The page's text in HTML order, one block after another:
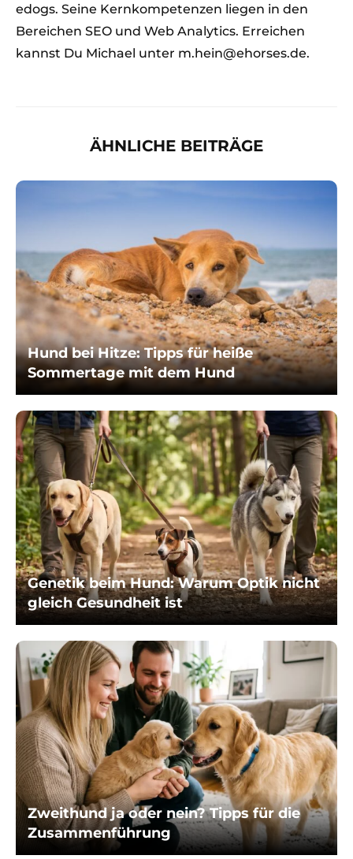
edogs. Seine Kernkompetenzen liegen in den
Bereichen SEO und Web Analytics. Erreichen
kannst Du Michael unter m.hein@ehorses.de.
ÄHNLICHE BEITRÄGE
Hund bei Hitze: Tipps für heiße
Sommertage mit dem Hund
Genetik beim Hund: Warum Optik nicht
gleich Gesundheit ist
Zweithund ja oder nein? Tipps für die
Zusammenführung